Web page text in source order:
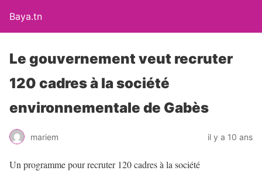
Baya.tn
Le gouvernement veut recruter
120 cadres à la société
environnementale de Gabès
mariem il y a 10 ans
Un programme pour recruter 120 cadres à la société